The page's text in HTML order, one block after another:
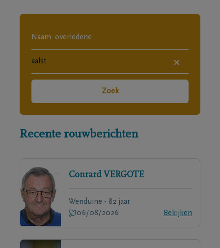
×
Zoek
Recente rouwberichten
Conrard VERGOTE
Wenduine - 82 jaar
06/08/2026
Bekijken